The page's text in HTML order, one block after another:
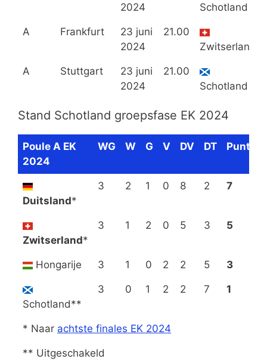
2024 Schotland
A Frankfurt
23 juni
2024
21.00
Zwitserland
A Stuttgart
23 juni
2024
21.00
Schotland
Stand Schotland groepsfase EK 2024
Poule A EK
2024
WG W G V DV DT Punten
Duitsland*
3 2 1 0 8 2 7
Zwitserland*
3 1 2 0 5 3 5
Hongarije 3 1 0 2 2 5 3
Schotland**
3 0 1 2 2 7 1
* Naar achtste finales EK 2024
** Uitgeschakeld